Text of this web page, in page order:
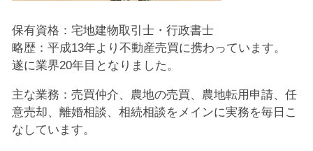
保有資格：宅地建物取引士・行政書士
略歴：平成13年より不動産売買に携わっています。
遂に業界20年目となりました。
主な業務：売買仲介、農地の売買、農地転用申請、任
意売却、離婚相談、相続相談をメインに実務を毎日こ
なしています。